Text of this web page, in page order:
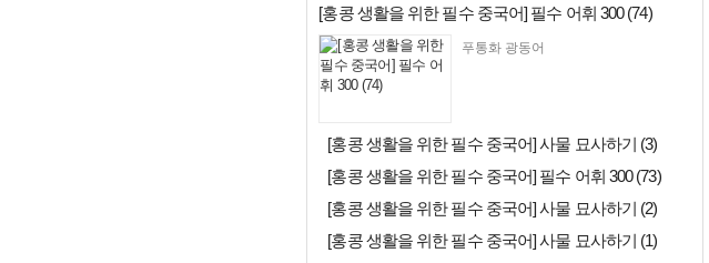
[홍콩 생활을 위한 필수 중국어] 필수 어휘 300 (74)
푸통화 광동어
[홍콩 생활을 위한 필수 중국어] 사물 묘사하기 (3)
[홍콩 생활을 위한 필수 중국어] 필수 어휘 300 (73)
[홍콩 생활을 위한 필수 중국어] 사물 묘사하기 (2)
[홍콩 생활을 위한 필수 중국어] 사물 묘사하기 (1)